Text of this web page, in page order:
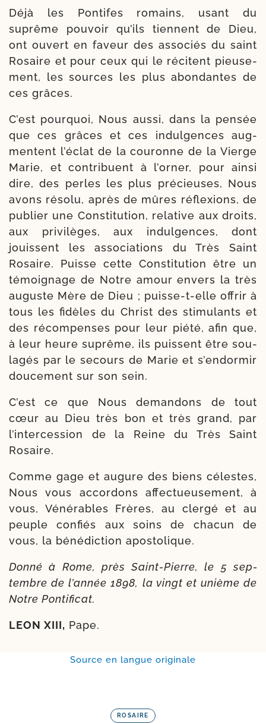
Déjà les Pontifes romains, usant du
suprême pou­voir qu’ils tiennent de Dieu,
ont ouvert en faveur des asso­ciés du saint
Rosaire et pour ceux qui le récitent pieu­se­
ment, les sources les plus abon­dantes de
ces grâces.
C’est pour­quoi, Nous aus­si, dans la pen­sée
que ces grâces et ces indul­gences aug­
mentent l’éclat de la cou­ronne de la Vierge
Marie, et contri­buent à l’orner, pour ain­si
dire, des perles les plus pré­cieuses, Nous
avons réso­lu, après de mûres réflexions, de
publier une Constitution, rela­tive aux droits,
aux pri­vi­lèges, aux indul­gences, dont
jouissent les asso­cia­tions du Très Saint
Rosaire. Puisse cette Constitution être un
témoi­gnage de Notre amour envers la très
auguste Mère de Dieu ; puisse-​t-​elle offrir à
tous les fidèles du Christ des sti­mu­lants et
des récom­penses pour leur pié­té, afin que,
à leur heure suprême, ils puissent être sou­
la­gés par le secours de Marie et s’endormir
dou­ce­ment sur son sein.
C’est ce que Nous deman­dons de tout
cœur au Dieu très bon et très grand, par
l’intercession de la Reine du Très Saint
Rosaire.
Comme gage et augure des biens célestes,
Nous vous accor­dons affec­tueu­se­ment, à
vous, Vénérables Frères, au cler­gé et au
peuple confiés aux soins de cha­cun de
vous, la béné­dic­tion apostolique.
Donné à Rome, près Saint-​Pierre, le 5 sep­
tembre de l’année 1898, la vingt et unième de
Notre Pontificat.
LEON XIII, Pape.
Source en langue originale
ROSAIRE